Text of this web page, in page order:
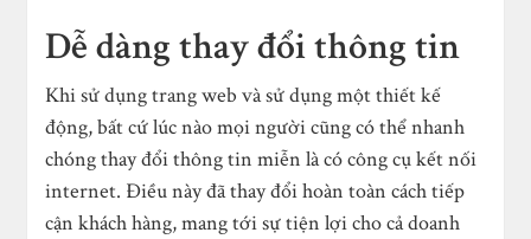
Dễ dàng thay đổi thông tin
Khi sử dụng trang web và sử dụng một thiết kế
động, bất cứ lúc nào mọi người cũng có thể nhanh
chóng thay đổi thông tin miễn là có công cụ kết nối
internet. Điều này đã thay đổi hoàn toàn cách tiếp
cận khách hàng, mang tới sự tiện lợi cho cả doanh